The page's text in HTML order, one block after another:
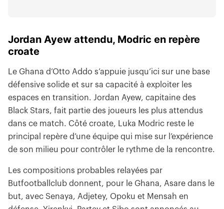
Jordan Ayew attendu, Modric en repère
croate
Le Ghana d’Otto Addo s’appuie jusqu’ici sur une base
défensive solide et sur sa capacité à exploiter les
espaces en transition. Jordan Ayew, capitaine des
Black Stars, fait partie des joueurs les plus attendus
dans ce match. Côté croate, Luka Modric reste le
principal repère d’une équipe qui mise sur l’expérience
de son milieu pour contrôler le rythme de la rencontre.
Les compositions probables relayées par
Butfootballclub donnent, pour le Ghana, Asare dans le
but, avec Senaya, Adjetey, Opoku et Mensah en